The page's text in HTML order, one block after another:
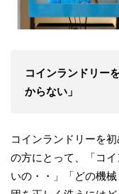
コインランドリー
からない」
コインランドリーを
の方にとって、「コ
いの・・」「どの機